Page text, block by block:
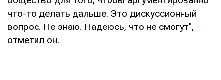
что-то делать дальше. Это дискуссионный
вопрос. Не знаю. Надеюсь, что не смогут", –
отметил он.